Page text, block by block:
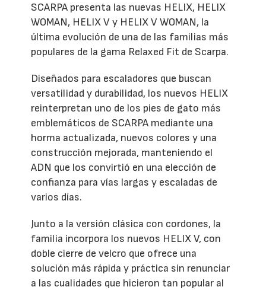
SCARPA presenta las nuevas HELIX, HELIX
WOMAN, HELIX V y HELIX V WOMAN, la
última evolución de una de las familias más
populares de la gama Relaxed Fit de Scarpa.
Diseñados para escaladores que buscan
versatilidad y durabilidad, los nuevos HELIX
reinterpretan uno de los pies de gato más
emblemáticos de SCARPA mediante una
horma actualizada, nuevos colores y una
construcción mejorada, manteniendo el
ADN que los convirtió en una elección de
confianza para vías largas y escaladas de
varios días.
Junto a la versión clásica con cordones, la
familia incorpora los nuevos HELIX V, con
doble cierre de velcro que ofrece una
solución más rápida y práctica sin renunciar
a las cualidades que hicieron tan popular al